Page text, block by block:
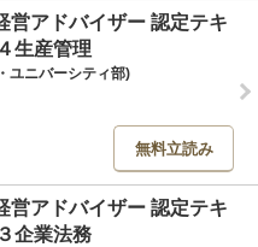
営アドバイザー 認定テキ
生産管理
ユニバーシティ部)
無料立読み
営アドバイザー 認定テキ
企業法務